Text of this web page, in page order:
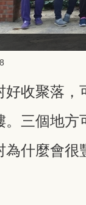
好收聚落，
。三個地方
什麼會很